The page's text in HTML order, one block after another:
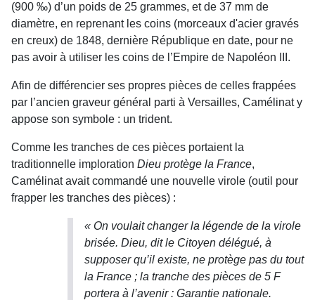
(900 ‰) d’un poids de 25 grammes, et de 37 mm de
diamètre, en reprenant les coins (morceaux d'acier gravés
en creux) de 1848, dernière République en date, pour ne
pas avoir à utiliser les coins de l’Empire de Napoléon III.
Afin de différencier ses propres pièces de celles frappées
par l’ancien graveur général parti à Versailles, Camélinat y
appose son symbole : un trident.
Comme les tranches de ces pièces portaient la
traditionnelle imploration Dieu protège la France,
Camélinat avait commandé une nouvelle virole (outil pour
frapper les tranches des pièces) :
« On voulait changer la légende de la virole
brisée. Dieu, dit le Citoyen délégué, à
supposer qu’il existe, ne protège pas du tout
la France ; la tranche des pièces de 5 F
portera à l’avenir : Garantie nationale.